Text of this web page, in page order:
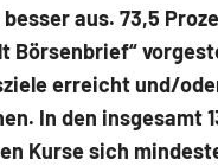
aus. 73,5
Börsenbrief“
erreicht und/
In den insgesamt
Kurse sich